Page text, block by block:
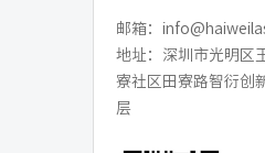
邮箱：
地址：深圳市光明区
寮社区田寮路智衍创
层